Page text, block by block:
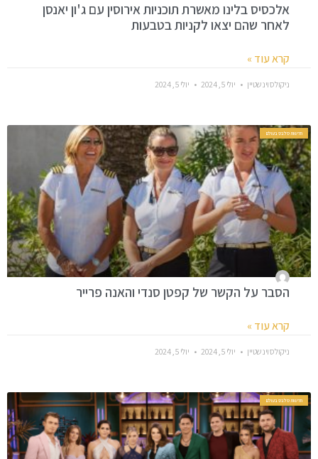
אלכסיס בלינו מאשרת תוכניות אירוסין עם ג'ון יאנסן
לאחר שהם יצאו לקניות בטבעות
קרא עוד »
ניקולס וינשטיין יולי 5, 2024 יולי 5, 2024
חדשות סלבס בעולם
הסבר על הקשר של קפטן סנדי והאנה פרייר
קרא עוד »
ניקולס וינשטיין יולי 5, 2024 יולי 5, 2024
חדשות סלבס בעולם